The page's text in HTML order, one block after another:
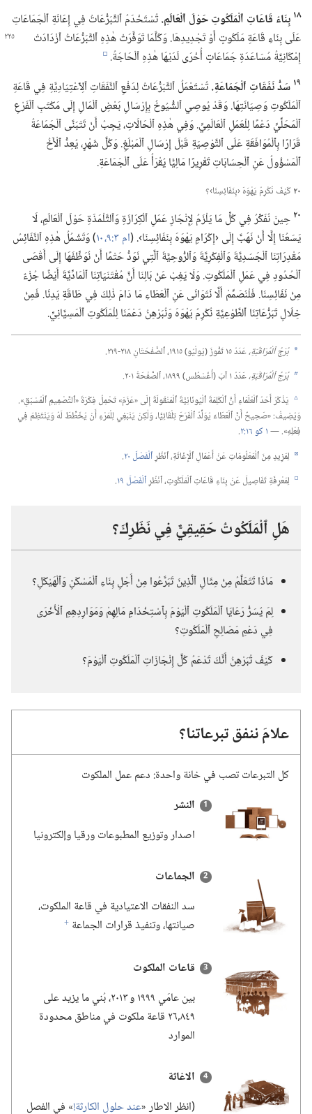
١٨ بِنَاءُ قَاعَاتِ ٱلْمَلَكُوتِ حَوْلَ ٱلْعَالَمِ.‏تُسْتَخْدَمُ ٱلتَّبَرُّعَاتُ فِي إِعَانَةِ ٱلْجَمَاعَاتِ
عَلَى بِنَاءِ قَاعَةِ مَلَكُوتٍ أَوْ تَجْدِيدِهَا.‏ وَكُلَّمَا تَوَفَّرَتْهٰذِهِ ٱلتَّبَرُّعَاتُ ٱزْدَادَتْ
إِمْكَانِيَّةُ مُسَاعَدَةِ جَمَاعَاتٍ أُخْرَى لَدَيْهَا هٰذِهِ ٱلْحَاجَةُ.‏ e
١٩ سَدُّ نَفَقَاتِ ٱلْجَمَاعَةِ.‏تُسْتَعْمَلُ ٱلتَّبَرُّعَاتُ لِدَفْعِ ٱلنَّفَقَاتِ ٱلِٱعْتِيَادِيَّةِ فِي قَاعَةِ
ٱلْمَلَكُوتِ وَصِيَانَتِهَا.‏ وَقَدْ يُوصِي ٱلشُّيُوخُ بِإِرْسَالِ بَعْضِ ٱلْمَالِ إِلَى مَكْتَبِ ٱلْفَرْعِ
ٱلْمَحَلِّيِّ دَعْمًا لِلْعَمَلِ ٱلْعَالَمِيِّ.‏ وَفِي هٰذِهِ ٱلْحَالَاتِ،‏ يَجِبُ أَنْ تَتَبَنَّى ٱلْجَمَاعَةُ
قَرَارًا بِٱلْمُوَافَقَةِ عَلَى ٱلتَّوْصِيَةِ قَبْلَ إِرْسَالِ ٱلْمَبْلَغِ.‏ وَكُلَّ شَهْرٍ،‏ يُعِدُّ ٱلْأَخُ
ٱلْمَسْؤُولُ عَنِ ٱلْحِسَابَاتِ تَقْرِيرًا مَالِيًّا يُقْرَأُ عَلَى ٱلْجَمَاعَةِ.‏
٢٠كَيْفَ نُكْرِمُ يَهْوَهَ ‹بِنَفَائِسِنَا›؟‏
٢٠ حِينَ نُفَكِّرُ فِي كُلِّ مَا يَلْزَمُ لِإِنْجَازِ عَمَلِ ٱلْكِرَازَةِ وَٱلتَّلْمَذَةِ حَوْلَ ٱلْعَالَمِ،‏ لَا
يَسَعُنَا إِلَّا أَنْ نَهُبَّ إِلَى ‹إِكْرَامِ يَهْوَهَ بِنَفَائِسِنَا›.‏ (‏ام ٣:‏​٩،‏ ١٠
‏)‏ وَتَشْمُلُ هٰذِهِ ٱلنَّفَائِسُ
مَقْدِرَاتِنَا ٱلْجَسَدِيَّةَ وَٱلْفِكْرِيَّةَ وَٱلرُّوحِيَّةَ ٱلَّتِي نَوَدُّ حَتْمًا أَنْ نُوَظِّفَهَا إِلَى أَقْصَى
ٱلْحُدُودِ فِي عَمَلِ ٱلْمَلَكُوتِ.‏ وَلَا يَغِبْ عَنْ بَالِنَا أَنَّ مُقْتَنَيَاتِنَا ٱلْمَادِّيَّةَ أَيْضًا جُزْءٌ
مِنْ نَفَائِسِنَا.‏ فَلْنُصَمِّمْ أَلَّا نَتَوَانَى عَنِ ٱلْعَطَاءِ مَا دَامَ ذٰلِكَ فِي طَاقَةِ يَدِنَا.‏ فَمِنْ
خِلَالِ تَبَرُّعَاتِنَا ٱلطَّوْعِيَّةِ نُكْرِمُ يَهْوَهَ وَنُبَرْهِنُ دَعْمَنَا لِلْمَلَكُوتِ ٱلْمَسِيَّانِيِّ.‏
a بُرْجُ ٱلْمُرَاقَبَةِ،‏عَدَدُ ١٥ تَمُّوزَ (‏يُولْيُو)‏ ١٩١٥،‏ ٱلصَّفْحَتَانِ ٢١٨-‏٢١٩.‏
b بُرْجُ ٱلْمُرَاقَبَةِ،‏عَدَدُ ١ آبَ (‏أُغُسْطُس)‏ ١٨٩٩،‏ ٱلصَّفْحَةُ ٢٠١.‏
c يَذْكُرُ أَحَدُ ٱلْعُلَمَاءِ أَنَّ ٱلْكَلِمَةَ ٱلْيُونَانِيَّةَ ٱلْمَنْقُولَةَ إِلَى «عَزَمَ» تَحْمِلُ فِكْرَةَ «ٱلتَّصْمِيمِ ٱلْمُسْبَقِ».‏
وَيُضِيفُ:‏ «صَحِيحٌ أَنَّ ٱلْعَطَاءَ يُوَلِّدُ ٱلْفَرَحَ تِلْقَائِيًّا،‏ وَلٰكِنْ يَنْبَغِي لِلْمَرْءِ أَنْ يُخَطِّطَ لَهُ وَيَنْتَظِمَ فِي
فِعْلِهِ».‏ —‏١ كو ١٦:‏٢ ‏.‏
d لِمَزِيدٍ مِنَ ٱلْمَعْلُومَاتِ عَنْ أَعْمَالِ ٱلْإِغَاثَةِ،‏ ٱنْظُرِٱلْفَصْلَ ٢٠ ‏.‏
e لِمَعْرِفَةِ تَفَاصِيلَ عَنْ بِنَاءِ قَاعَاتِ ٱلْمَلَكُوتِ،‏ ٱنْظُرِٱلْفَصْلَ ١٩ ‏.‏
هَلِ ٱلْمَلَكُوتُ حَقِيقِيٌّ فِي نَظَرِكَ؟‏
مَاذَا تَتَعَلَّمُ مِنْ مِثَالِ ٱلَّذِينَ تَبَرَّعُوا مِنْ أَجْلِ بِنَاءِ ٱلْمَسْكَنِ وَٱلْهَيْكَلِ؟‏
لِمَ يُسَرُّ رَعَايَا ٱلْمَلَكُوتِ ٱلْيَوْمَ بِٱسْتِخْدَامِ مَالِهِمْ وَمَوَارِدِهِمِ ٱلْأُخْرَى
فِي دَعْمِ مَصَالِحِ ٱلْمَلَكُوتِ؟‏
كَيْفَ تُبَرْهِنُ أَنَّكَ تَدْعَمُ كُلَّ إِنْجَازَاتِ ٱلْمَلَكُوتِ ٱلْيَوْمَ؟‏
علامَ ننفق تبرعاتنا؟‏
كل التبرعات تصب في خانة واحدة:‏ دعم عمل الملكوت
النشر
اصدار وتوزيع المطبوعات ورقيا وإلكترونيا
الجماعات
سد النفقات الاعتيادية في قاعة الملكوت،‏
صيانتها،‏ وتنفيذ قرارات الجماعة f
قاعات الملكوت
بين عامَي ١٩٩٩ و ٢٠١٣،‏ بُني ما يزيد على
٨٤٩‏,٢٦ قاعة ملكوت في مناطق محدودة
الموارد
الاغاثة
‏(‏انظر الاطار «‏عند حلول الكارثة!‏‏» في الفصل